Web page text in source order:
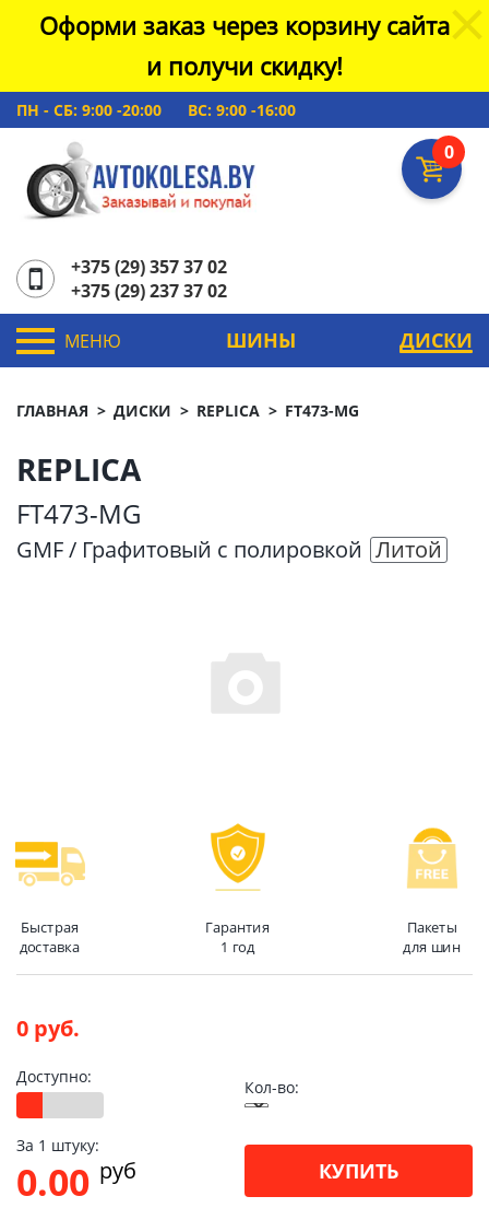
Оформи заказ через корзину сайта
и получи скидку!
ПН - СБ: 9:00 -20:00 ВС: 9:00 -16:00
0
+375 (29) 357 37 02
+375 (29) 237 37 02
МЕНЮ ШИНЫ ДИСКИ
ГЛАВНАЯ ДИСКИ REPLICA FT473-MG
REPLICA
FT473-MG
GMF / Графитовый с полировкой Литой
Быстрая
доставка
Гарантия
1 год
Пакеты
для шин
0 руб.
Доступно:
Кол-во:
За 1 штуку:
0.00 pуб КУПИТЬ